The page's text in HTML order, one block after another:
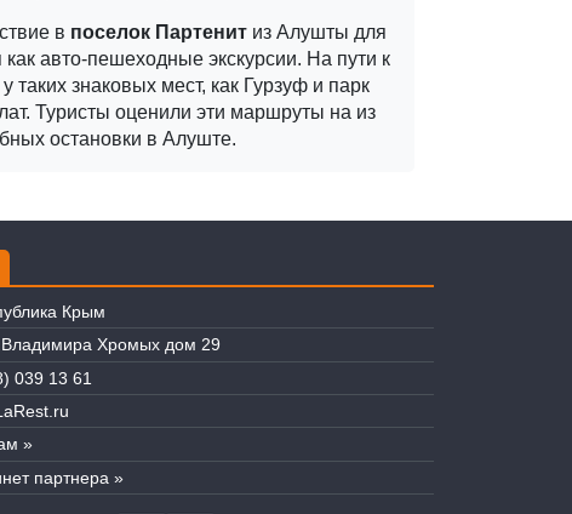
в поселок Партенит из Алушты для
как авто-пешеходные экскурсии. На пути к
знаковых мест, как Гурзуф и парк
Туристы оценили эти маршруты на из
остановки в Алуште.
Крым
Хромых дом 29
039 13 61
»
партнера »